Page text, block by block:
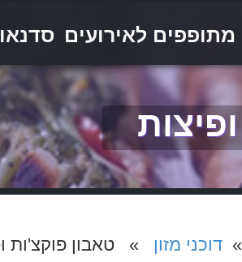
מתופפים לאירועים
» דוכני מזון » טאבון פוקצ'ות